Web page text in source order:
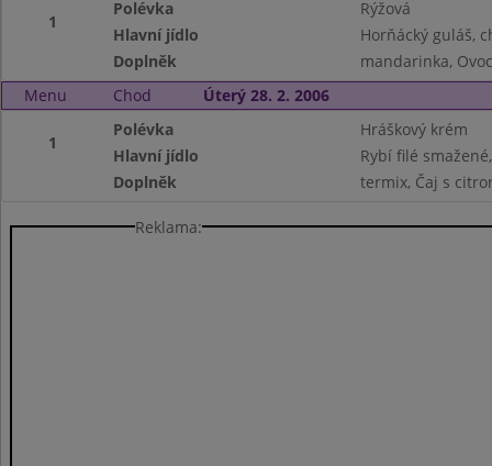
1
Polévka
Rýžová
Hlavní jídlo
Horňácký guláš,
Doplněk
mandarinka,
Menu
Chod Úterý 28. 2. 2006
1
Polévka
Hráškový krém
Hlavní jídlo
Rybí filé
Doplněk
termix, Čaj s
Reklama: